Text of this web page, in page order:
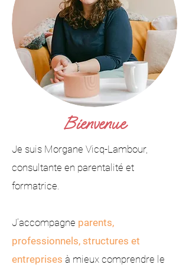
Bienvenue
Je suis Morgane Vicq-Lambour,
consultante en parentalité et
formatrice.
J’accompagne parents,
professionnels, structures et
entreprises à mieux comprendre le